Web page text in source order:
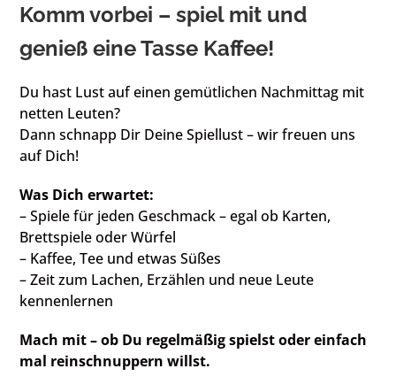
Komm vorbei – spiel mit und
genieß eine Tasse Kaffee!
Du hast Lust auf einen gemütlichen Nachmittag mit
netten Leuten?
Dann schnapp Dir Deine Spiellust – wir freuen uns
auf Dich!
Was Dich erwartet:
– Spiele für jeden Geschmack – egal ob Karten,
Brettspiele oder Würfel
– Kaffee, Tee und etwas Süßes
– Zeit zum Lachen, Erzählen und neue Leute
kennenlernen
Mach mit – ob Du regelmäßig spielst oder einfach
mal reinschnuppern willst.